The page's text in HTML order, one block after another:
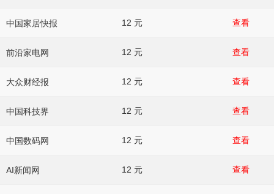
中国家居快报 12 元 查看
前沿家电网 12 元 查看
大众财经报 12 元 查看
中国科技界 12 元 查看
中国数码网 12 元 查看
AI新闻网 12 元 查看